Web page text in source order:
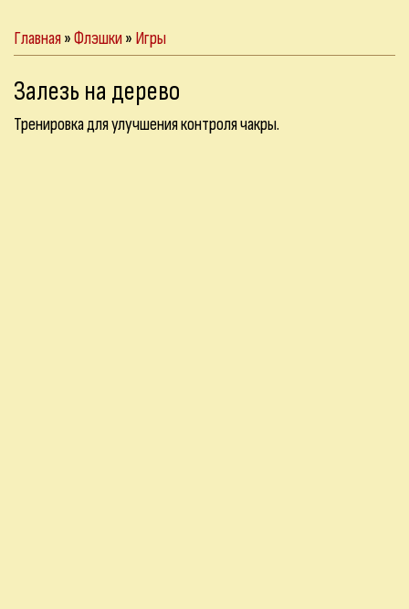
Главная»Флэшки» Игры
Залезь на дерево
Тренировка для улучшения контроля чакры.